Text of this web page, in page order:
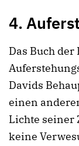
4.
Das Buch
Davids
einen
Lichte seiner
keine